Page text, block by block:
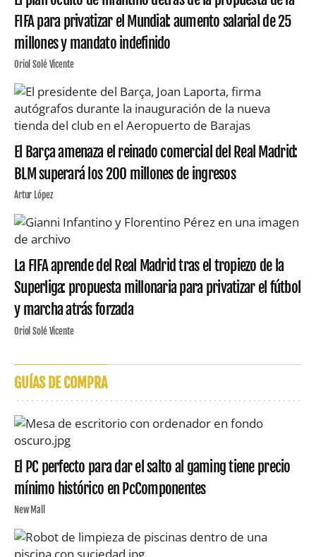
FIFA para privatizar el Mundial: aumento salarial de 25
millones y mandato indefinido
Oriol Solé Vicente
El Barça amenaza el reinado comercial del Real Madrid:
BLM superará los 200 millones de ingresos
Artur López
La FIFA aprende del Real Madrid tras el tropiezo de la
Superliga: propuesta millonaria para privatizar el fútbol
y marcha atrás forzada
Oriol Solé Vicente
GUÍAS DE COMPRA
El PC perfecto para dar el salto al gaming tiene precio
mínimo histórico en PcComponentes
New Mall